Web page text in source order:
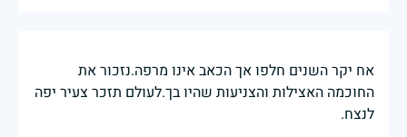
אח יקר השנים חלפו אך הכאב אינו מרפה.נזכור את
החוכמה האצילות והצניעות שהיו בך.לעולם תזכר צעיר יפה
לנצח.